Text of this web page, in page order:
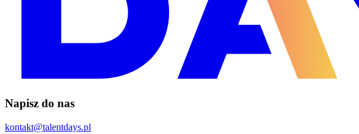
Napisz do nas
kontakt@talentdays.pl